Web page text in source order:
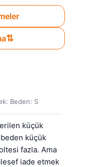
⇅
Beden: S
küçük
küçük
fazla. Ama
iade etmek